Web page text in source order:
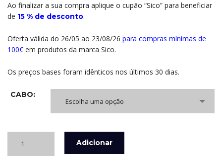
Ao finalizar a sua compra aplique o cupão “Sico” para beneficiar
de 15 % de desconto.
Oferta válida do 26/05 ao 23/08/26 para compras mínimas de
100€ em produtos da marca Sico.
Os preços bases foram idênticos nos últimos 30 dias.
CABO:
Escolha uma opção
ELEVATING
Adicionar